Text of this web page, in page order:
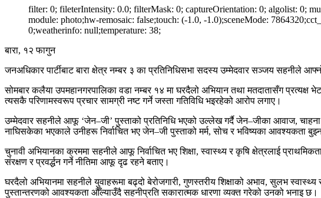
filter: 0; fileterIntensity: 0.0; filterMask: 0; captureOrientation: 0; algolist: 0;
module: photo;hw-remosaic: false;touch: (-1.0, -1.0);sceneMode:
0;weatherinfo: null;temperature: 38;
बारा, १२ फागुन
जनअधिकार पार्टीबाट बारा क्षेत्र नम्बर ३ का प्रतिनिधिसभा सदस्य उम्मेदवार सञ्जय सहनीले
सोमबार कलैया उपमहानगरपालिका वडा नम्बर १४ मा घरदैलो अभियान तथा मतदातासँग
त्यसकै परिणामस्वरूप प्रचार सामग्री नष्ट गर्ने जस्ता गतिविधि भइरहेको आरोप लगाए।
उम्मेदवार सहनीले आफू ‘जेन–जी’ पुस्ताको प्रतिनिधि भएको उल्लेख गर्दै जेन–जीका आवाज,
नाघिसकेका भएकाले उनीहरू निर्वाचित भए जेन–जी पुस्ताको मर्म, सोच र भविष्यका आवश्यकता
चुनावी अभियानका क्रममा सहनीले आफू निर्वाचित भए शिक्षा, स्वास्थ्य र कृषि क्षेत्रलाई
संरक्षण र प्रवर्द्धन गर्ने नीतिमा आफू दृढ रहने बताए।
घरदैलो अभियानमा सहनीले युवाहरूमा बढ्दो बेरोजगारी, गुणस्तरीय शिक्षाको अभाव, सुलभ
पुस्तान्तरणको आवश्यकता औँल्याउँदै सहनीप्रति सकारात्मक धारणा व्यक्त गरेको उनको भनाइ छ।